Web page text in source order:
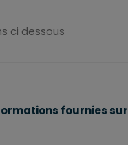
ci dessous
fournies